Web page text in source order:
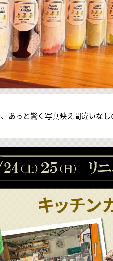
あっと驚く写真映え間違いなし